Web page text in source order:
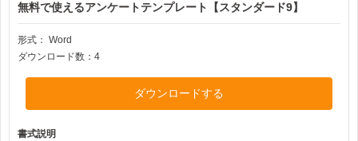
無料で使えるアンケートテンプレート【スタンダード9】
形式： Word
ダウンロード数：4
ダウンロードする
書式説明